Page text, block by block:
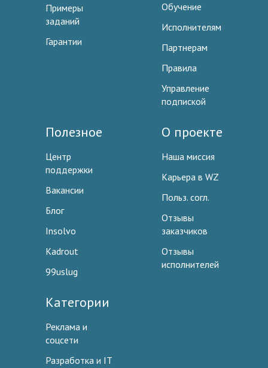
Примеры
заданий
Гарантии
Обучение
Исполнителям
Партнерам
Правила
Управление
подпиской
Полезное
Центр
поддержки
Вакансии
Блог
Insolvo
Kadrout
99uslug
О проекте
Наша миссия
Карьера в WZ
Польз. согл.
Отзывы
заказчиков
Отзывы
исполнителей
Категории
Реклама и
соцсети
Разработка и IT